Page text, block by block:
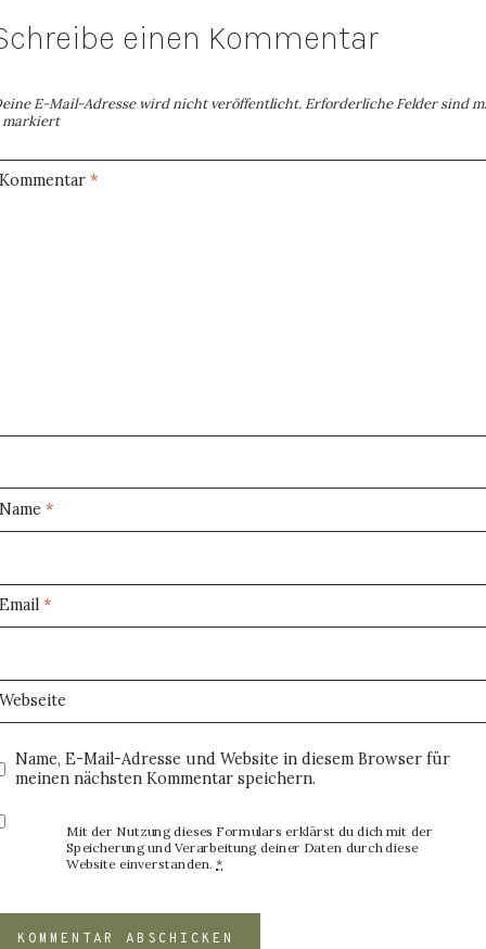
einen Kommentar
E-Mail-Adresse wird nicht veröffentlicht. Erforderliche Felder sind
markiert
Kommentar*
Name*
Email*
Webseite
Name, E-Mail-Adresse und Website in diesem Browser für
meinen nächsten Kommentar speichern.
Mit der Nutzung dieses Formulars erklärst du dich mit der
Speicherung und Verarbeitung deiner Daten durch diese
Website einverstanden.*